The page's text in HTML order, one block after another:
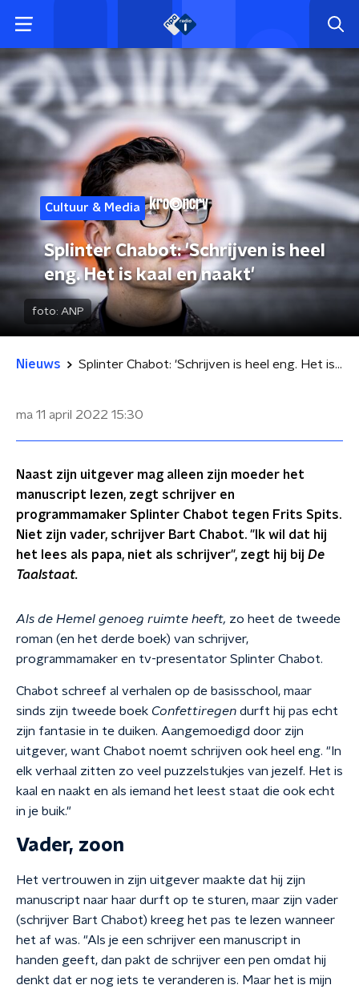
Cultuur & Media
Splinter Chabot: 'Schrijven is heel
eng. Het is kaal en naakt'
foto: ANP
Nieuws Splinter Chabot: 'Schrijven is heel eng. Het is kaal en naakt'
ma 11 april 2022 15:30
Naast zijn uitgever mag alleen zijn moeder het
manuscript lezen, zegt schrijver en
programmamaker Splinter Chabot tegen Frits Spits.
Niet zijn vader, schrijver Bart Chabot. "Ik wil dat hij
het lees als papa, niet als schrijver", zegt hij bij De
Taalstaat.
Als de Hemel genoeg ruimte heeft, zo heet de tweede
roman (en het derde boek) van schrijver,
programmamaker en tv-presentator Splinter Chabot.
Chabot schreef al verhalen op de basisschool, maar
sinds zijn tweede boek Confettiregen durft hij pas echt
zijn fantasie in te duiken. Aangemoedigd door zijn
uitgever, want Chabot noemt schrijven ook heel eng. "In
elk verhaal zitten zo veel puzzelstukjes van jezelf. Het is
kaal en naakt en als iemand het leest staat die ook echt
in je buik."
Vader, zoon
Het vertrouwen in zijn uitgever maakte dat hij zijn
manuscript naar haar durft op te sturen, maar zijn vader
(schrijver Bart Chabot) kreeg het pas te lezen wanneer
het af was. "Als je een schrijver een manuscript in
handen geeft, dan pakt de schrijver een pen omdat hij
denkt dat er nog iets te veranderen is. Maar het is mijn